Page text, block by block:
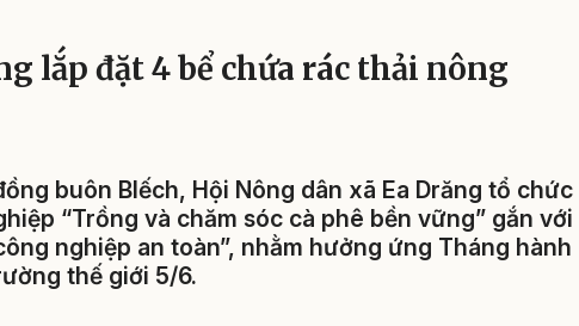
lắp đặt 4 bể chứa rác thải nông
buôn Blếch, Hội Nông dân xã Ea Drăng tổ chức
“Trồng và chăm sóc cà phê bền vững” gắn với
nghiệp an toàn”, nhằm hưởng ứng Tháng hành
thế giới 5/6.